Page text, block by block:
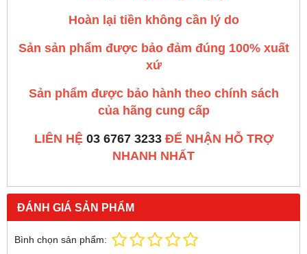
Hoàn lại tiền không cần lý do
Sản sản phẩm được bảo đảm đúng 100% xuất
xứ
Sản phẩm được bảo hành theo chính sách
của hãng cung cấp
LIÊN HỆ 03 6767 3233ĐỂ NHẬN HỖ TRỢ
NHANH NHẤT
ĐÁNH GIÁ SẢN PHẨM
Bình chọn sản phẩm: